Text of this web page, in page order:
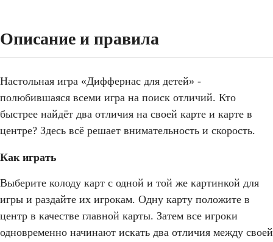
Описание и правила
Настольная игра «Диффернас для детей» -
полюбившаяся всеми игра на поиск отличий. Кто
быстрее найдёт два отличия на своей карте и карте в
центре? Здесь всё решает внимательность и скорость.
Как играть
Выберите колоду карт с одной и той же картинкой для
игры и раздайте их игрокам. Одну карту положите в
центр в качестве главной карты. Затем все игроки
одновременно начинают искать два отличия между своей